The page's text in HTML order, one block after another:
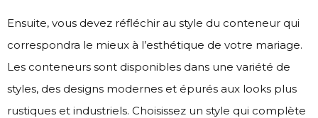
Ensuite, vous devez réfléchir au style du conteneur qui
correspondra le mieux à l’esthétique de votre mariage.
Les conteneurs sont disponibles dans une variété de
styles, des designs modernes et épurés aux looks plus
rustiques et industriels. Choisissez un style qui complète